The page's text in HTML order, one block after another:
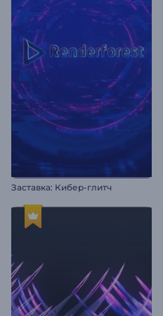
Заставка: Кибер-глитч